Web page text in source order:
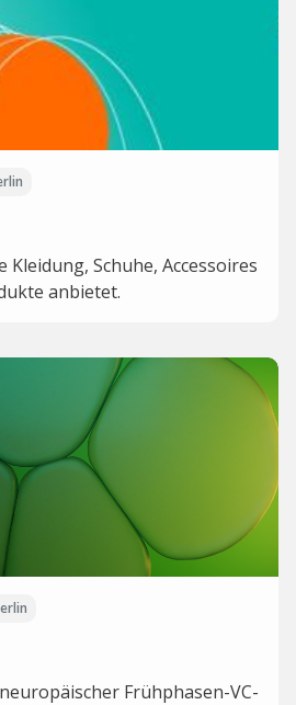
Schuhe, Accessoires
anbietet.
Frühphasen-VC-